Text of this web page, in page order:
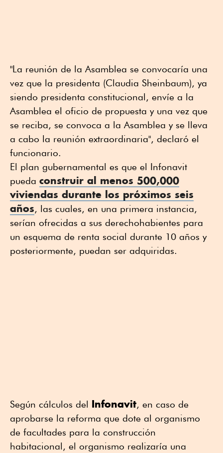
"La reunión de la Asamblea se convocaría una
vez que la presidenta (Claudia Sheinbaum), ya
siendo presidenta constitucional, envíe a la
Asamblea el oficio de propuesta y una vez que
se reciba, se convoca a la Asamblea y se lleva
a cabo la reunión extraordinaria", declaró el
funcionario.
El plan gubernamental es que el Infonavit
pueda construir al menos 500,000
viviendas durante los próximos seis
años, las cuales, en una primera instancia,
serían ofrecidas a sus derechohabientes para
un esquema de renta social durante 10 años y
posteriormente, puedan ser adquiridas.
Según cálculos del Infonavit, en caso de
aprobarse la reforma que dote al organismo
de facultades para la construcción
habitacional, el organismo realizaría una